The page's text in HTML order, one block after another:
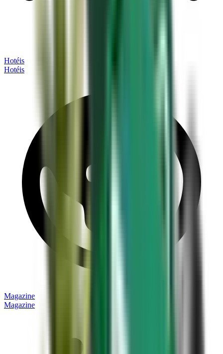
Hotéis
Hotéis
Magazine
Magazine